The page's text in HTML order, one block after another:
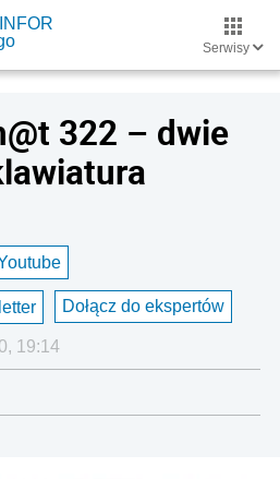
Serwisy
322 – dwie
Dołącz do ekspertów
19:14